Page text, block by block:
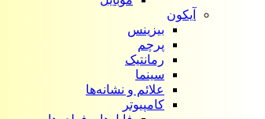
آیکون‌
بیزینس
پرچم
رمانتیک
سینما
علائم و نشانه‌ها
کامپیوتر